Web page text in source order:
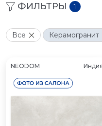
ФИЛЬТРЫ 1
Все Керамогранит
NEODOM Индия